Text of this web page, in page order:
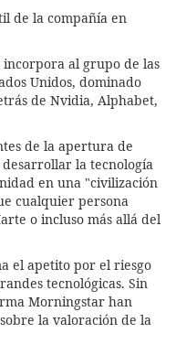
de la compañía en
incorpora al grupo de las
Unidos, dominado
de Nvidia, Alphabet,
de la apertura de
la tecnología
en una "civilización
cualquier persona
o incluso más allá del
el apetito por el riesgo
tecnológicas. Sin
Morningstar han
la valoración de la